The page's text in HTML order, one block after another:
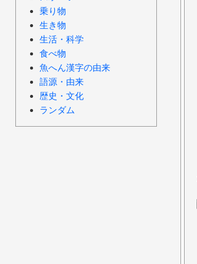
乗り物
生き物
生活・科学
食べ物
魚へん漢字の由来
語源・由来
歴史・文化
ランダム